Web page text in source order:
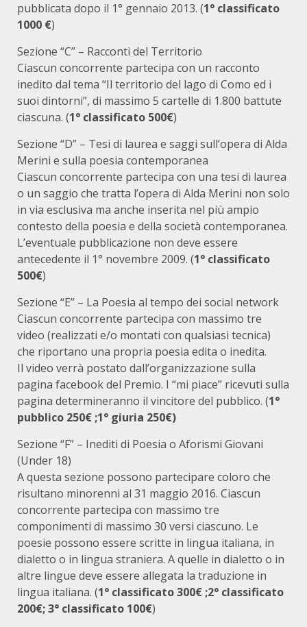
pubblicata dopo il 1° gennaio 2013. (1° classificato
1000 €)
Sezione “C” – Racconti del Territorio
Ciascun concorrente partecipa con un racconto
inedito dal tema “Il territorio del lago di Como ed i
suoi dintorni”, di massimo 5 cartelle di 1.800 battute
ciascuna. (1° classificato 500€)
Sezione “D” – Tesi di laurea e saggi sull’opera di Alda
Merini e sulla poesia contemporanea
Ciascun concorrente partecipa con una tesi di laurea
o un saggio che tratta l’opera di Alda Merini non solo
in via esclusiva ma anche inserita nel più ampio
contesto della poesia e della società contemporanea.
L’eventuale pubblicazione non deve essere
antecedente il 1° novembre 2009. (1° classificato
500€)
Sezione “E” – La Poesia al tempo dei social network
Ciascun concorrente partecipa con massimo tre
video (realizzati e/o montati con qualsiasi tecnica)
che riportano una propria poesia edita o inedita.
Il video verrà postato dall’organizzazione sulla
pagina facebook del Premio. I “mi piace” ricevuti sulla
pagina determineranno il vincitore del pubblico. (1°
pubblico 250€ ;1° giuria 250€)
Sezione “F” – Inediti di Poesia o Aforismi Giovani
(Under 18)
A questa sezione possono partecipare coloro che
risultano minorenni al 31 maggio 2016. Ciascun
concorrente partecipa con massimo tre
componimenti di massimo 30 versi ciascuno. Le
poesie possono essere scritte in lingua italiana, in
dialetto o in lingua straniera. A quelle in dialetto o in
altre lingue deve essere allegata la traduzione in
lingua italiana. (1° classificato 300€ ;2° classificato
200€; 3° classificato 100€)